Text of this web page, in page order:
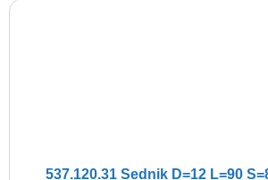
537.120.31 Sednik D=12 L=90